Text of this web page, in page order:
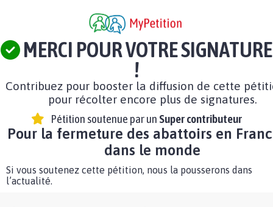
MERCI POUR VOTRE SIGNATURE
!
Contribuez pour booster la diffusion de cette
pour récolter encore plus de signatures.
Pétition soutenue par un Super contributeur
Pour la fermeture des abattoirs en
dans le monde
Si vous soutenez cette pétition, nous la pousserons dans
l’actualité.